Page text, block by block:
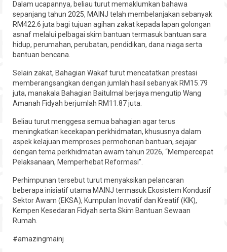
Dalam ucapannya, beliau turut memaklumkan bahawa
sepanjang tahun 2025, MAINJ telah membelanjakan sebanyak
RM422.6 juta bagi tujuan agihan zakat kepada lapan golongan
asnaf melalui pelbagai skim bantuan termasuk bantuan sara
hidup, perumahan, perubatan, pendidikan, dana niaga serta
bantuan bencana.
Selain zakat, Bahagian Wakaf turut mencatatkan prestasi
memberangsangkan dengan jumlah hasil sebanyak RM15.79
juta, manakala Bahagian Baitulmal berjaya mengutip Wang
Amanah Fidyah berjumlah RM11.87 juta.
Beliau turut menggesa semua bahagian agar terus
meningkatkan kecekapan perkhidmatan, khususnya dalam
aspek kelajuan memproses permohonan bantuan, sejajar
dengan tema perkhidmatan awam tahun 2026, “Mempercepat
Pelaksanaan, Memperhebat Reformasi”.
Perhimpunan tersebut turut menyaksikan pelancaran
beberapa inisiatif utama MAINJ termasuk Ekosistem Kondusif
Sektor Awam (EKSA), Kumpulan Inovatif dan Kreatif (KIK),
Kempen Kesedaran Fidyah serta Skim Bantuan Sewaan
Rumah.
#amazingmainj